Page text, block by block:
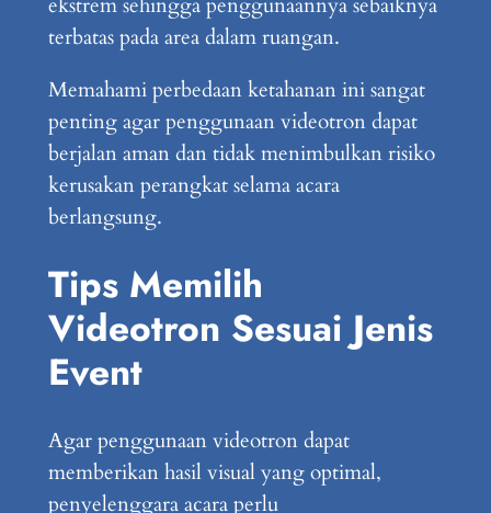
terbatas pada area dalam ruangan.
Memahami perbedaan ketahanan ini sangat
penting agar penggunaan videotron dapat
berjalan aman dan tidak menimbulkan risiko
kerusakan perangkat selama acara
berlangsung.
Tips Memilih
Videotron Sesuai Jenis
Event
Agar penggunaan videotron dapat
memberikan hasil visual yang optimal,
penyelenggara acara perlu